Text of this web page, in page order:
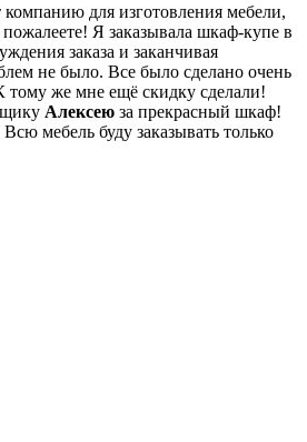
для изготовления мебели,
Я заказывала шкаф-купе в
заказа и заканчивая
не было. Все было сделано очень
тому же мне ещё скидку сделали!
Алексею за прекрасный шкаф!
мебель буду заказывать только